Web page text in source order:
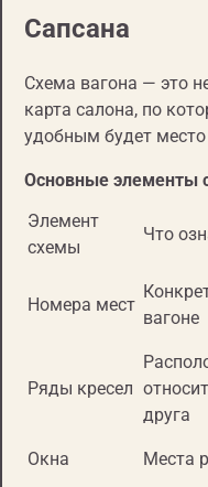
Сапсана
Схема вагона — это
карта салона, по
удобным будет
Основные элементы
Элемент
схемы
Что
Номера мест
вагоне
Ряды кресел
друга
Окна Места